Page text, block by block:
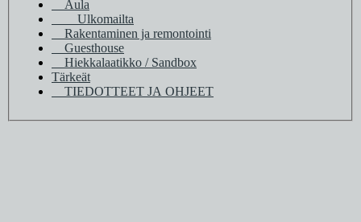
Aula
Ulkomailta
Rakentaminen ja remontointi
Guesthouse
Hiekkalaatikko / Sandbox
Tärkeät
TIEDOTTEET JA OHJEET